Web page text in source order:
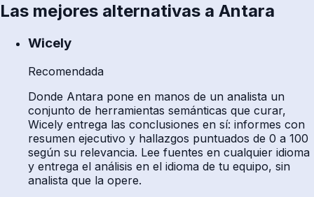
Las mejores alternativas a Antara
Wicely
Recomendada
Donde Antara pone en manos de un analista un
conjunto de herramientas semánticas que curar,
Wicely entrega las conclusiones en sí: informes con
resumen ejecutivo y hallazgos puntuados de 0 a 100
según su relevancia. Lee fuentes en cualquier idioma
y entrega el análisis en el idioma de tu equipo, sin
analista que la opere.